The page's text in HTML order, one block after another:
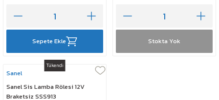
Sepete Ekle Stokta Yok
Tükendi
Sanel
Sanel Sis Lamba Rölesi 12V
Braketsiz SSS913